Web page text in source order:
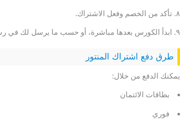
تأكد من الخصم وفعل الاشتراك.
ابدأ الكورس بعدها مباشرة، أو حسب ما يرسل لك في
طرق دفع اشتراك المنتور
يمكنك الدفع من خلال:
بطاقات الائتمان
فوري